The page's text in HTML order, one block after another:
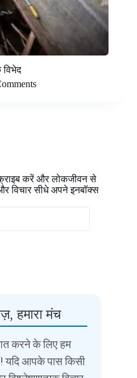
विभेद
करें और लोकजीवन से
विचार सीधे अपने इनबॉक्स
हमारा मंच
करने के लिए हम
यदि आपके पास किसी